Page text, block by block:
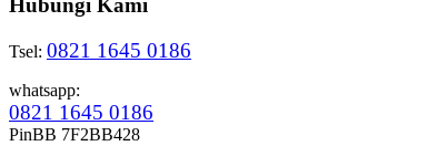
Hubungi Kami
Tsel: 0821 1645 0186
whatsapp:
0821 1645 0186
PinBB 7F2BB428